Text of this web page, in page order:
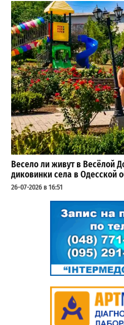
Весело ли живут в Весёлой
диковинки села в Одесской
26-07-2026 в 16:51